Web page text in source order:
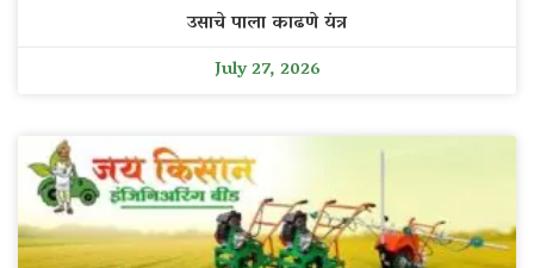
उसाचे पाला काढणे यंत्र
July 27, 2026